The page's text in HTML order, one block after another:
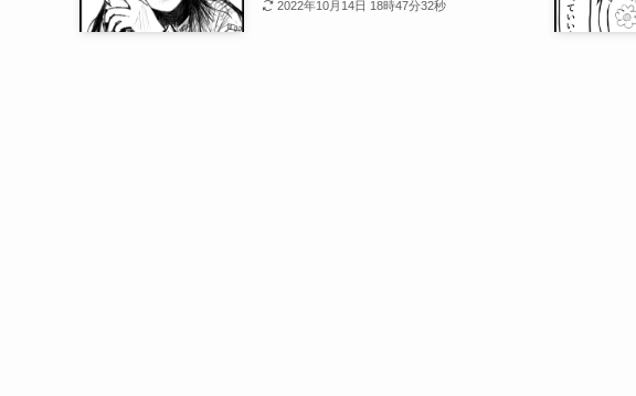
2022年10月14日 18時47分32秒